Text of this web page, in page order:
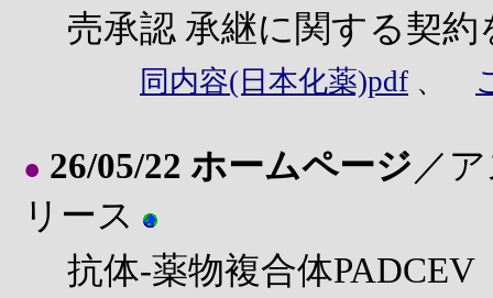
売承認 承継に関する契約
同内容(日本化薬)pdf 、
● 26/05/22 ホームページ ／
リース
抗体-薬物複合体